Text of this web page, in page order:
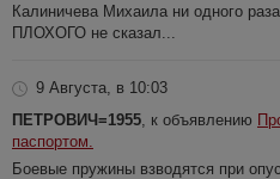
Калиничева Михаила ни одного
ПЛОХОГО не сказал...
9 Августа, в 10:03
ПЕТРОВИЧ=1955 , к объявлению
паспортом.
Боевые пружины взводятся при